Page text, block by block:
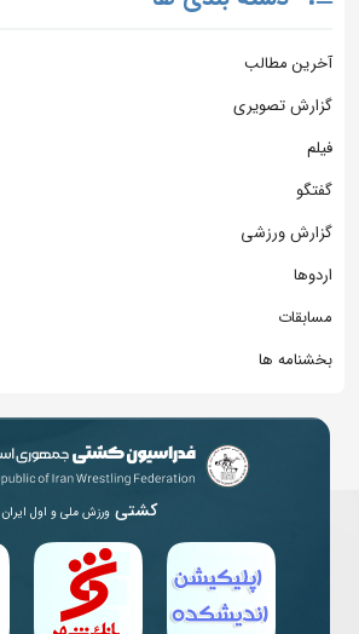
آخرین مطالب
گزارش تصویری
فیلم
گفتگو
گزارش ورزشی
اردوها
مسابقات
بخشنامه ها
کشتی ورزش ملی و اول ایران